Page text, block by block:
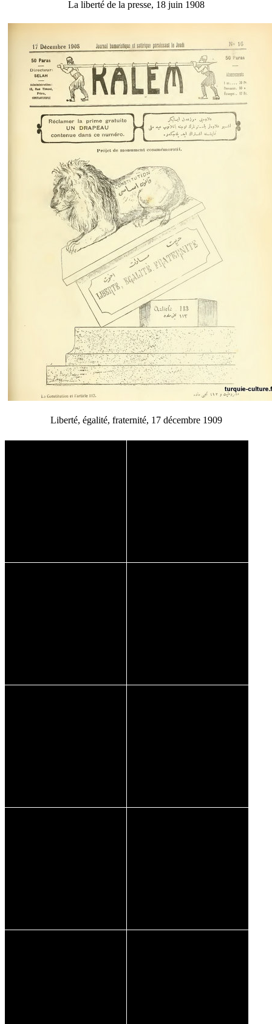
La liberté de la presse, 18 juin 1908
Liberté, égalité, fraternité, 17 décembre 1909